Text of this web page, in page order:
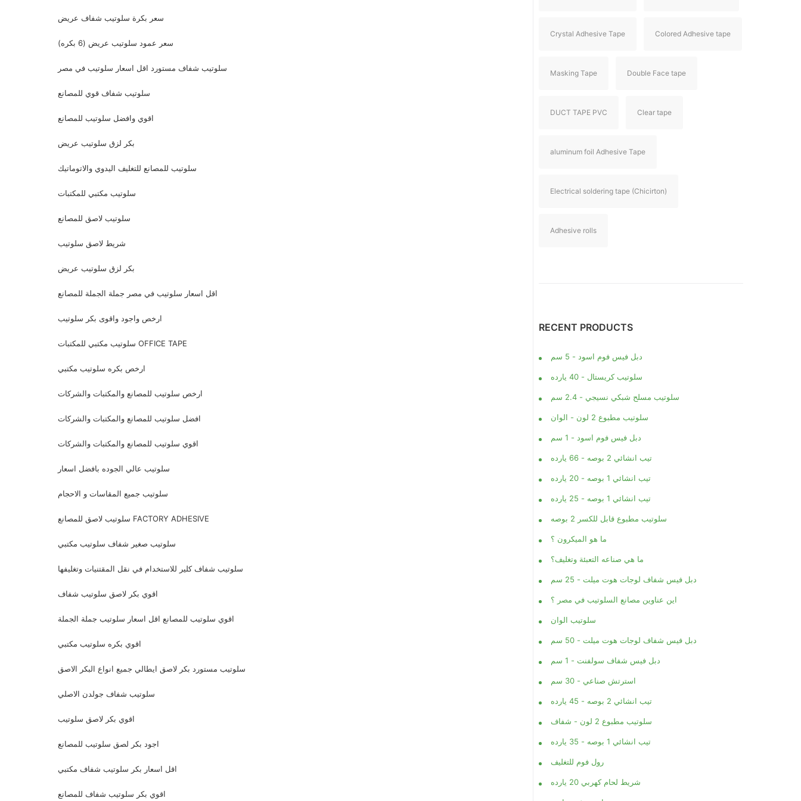
سعر بكرة سلوتيب شفاف عريض
سعر عمود سلوتيب عريض (6 بكره)
سلوتيب شفاف مستورد اقل اسعار سلوتيب في مصر
سلوتيب شفاف قوي للمصانع
اقوي وافضل سلوتيب للمصانع
بكر لزق سلوتيب عريض
سلوتيب للمصانع للتغليف اليدوي والاتوماتيك
سلوتيب مكتبي للمكتبات
سلوتيب لاصق للمصانع
شريط لاصق سلوتيب
بكر لزق سلوتيب عريض
اقل اسعار سلوتيب في مصر جملة الجملة للمصانع
ارخص واجود واقوى بكر سلوتيب
سلوتيب مكتبي للمكتبات OFFICE TAPE
ارخص بكره سلوتيب مكتبي
ارخص سلوتيب للمصانع والمكتبات والشركات
افضل سلوتيب للمصانع والمكتبات والشركات
اقوي سلوتيب للمصانع والمكتبات والشركات
سلوتيب عالي الجوده بافضل اسعار
سلوتيب جميع المقاسات و الاحجام
سلوتيب لاصق للمصانع FACTORY ADHESIVE
سلوتيب صغير شفاف سلوتيب مكتبي
سلوتيب شفاف كلير للاستخدام في نقل المقتنيات وتغليفها
اقوي بكر لاصق سلوتيب شفاف
اقوي سلوتيب للمصانع اقل اسعار سلوتيب جملة الجملة
اقوي بكره سلوتيب مكتبي
سلوتيب مستورد بكر لاصق ايطالي جميع انواع البكر الاصق
سلوتيب شفاف جولدن الاصلي
اقوي بكر لاصق سلوتيب
اجود بكر لصق سلوتيب للمصانع
اقل اسعار بكر سلوتيب شفاف مكتبي
اقوي بكر سلوتيب شفاف للمصانع
Crystal Adhesive Tape Colored Adhesive tape
Masking Tape Double Face tape
DUCT TAPE PVC Clear tape
aluminum foil Adhesive Tape
Electrical soldering tape (Chicirton)
Adhesive rolls
RECENT PRODUCTS
دبل فيس فوم اسود - 5 سم
سلوتيب كريستال - 40 يارده
سلوتيب مسلح شبكي نسيجي - 2.4 سم
سلوتيب مطبوع 2 لون - الوان
دبل فيس فوم اسود - 1 سم
تيب انشائي 2 بوصه - 66 يارده
تيب انشائي 1 بوصه - 20 يارده
تيب انشائي 1 بوصه - 25 يارده
سلوتيب مطبوع قابل للكسر 2 بوصه
ما هو الميكرون ؟
ما هي صناعه التعبئة وتغليف؟
دبل فيس شفاف لوجات هوت ميلت - 25 سم
اين عناوين مصانع السلوتيب في مصر ؟
سلوتيب الوان
دبل فيس شفاف لوجات هوت ميلت - 50 سم
دبل فيس شفاف سولفنت - 1 سم
استرتش صناعي - 30 سم
تيب انشائي 2 بوصه - 45 يارده
سلوتيب مطبوع 2 لون - شفاف
تيب انشائي 1 بوصه - 35 يارده
رول فوم للتغليف
شريط لحام كهربي 20 يارده